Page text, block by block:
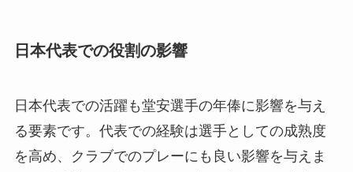
日本代表での役割の影響
日本代表での活躍も堂安選手の年俸に影響を与え
る要素です。代表での経験は選手としての成熟度
を高め、クラブでのプレーにも良い影響を与えま